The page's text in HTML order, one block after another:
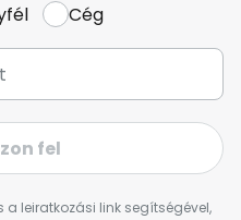
Cég
fel
a leiratkozási link segítségével,